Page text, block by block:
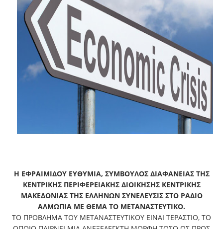
Η ΕΦΡΑΙΜΙΔΟΥ ΕΥΘΥΜΙΑ, ΣΥΜΒΟΥΛΟΣ ΔΙΑΦΑΝΕΙΑΣ ΤΗΣ
ΚΕΝΤΡΙΚΗΣ ΠΕΡΙΦΕΡΕΙΑΚΗΣ ΔΙΟΙΚΗΣΗΣ ΚΕΝΤΡΙΚΗΣ
ΜΑΚΕΔΟΝΙΑΣ ΤΗΣ ΕΛΛΗΝΩΝ ΣΥΝΕΛΕΥΣΙΣ ΣΤΟ ΡΑΔΙΟ
ΑΛΜΩΠΙΑ ΜΕ ΘΕΜΑ ΤΟ ΜΕΤΑΝΑΣΤΕΥΤΙΚΟ.
ΤΟ ΠΡΟΒΛΗΜΑ ΤΟΥ ΜΕΤΑΝΑΣΤΕΥΤΙΚΟΥ ΕΙΝΑΙ ΤΕΡΑΣΤΙΟ, ΤΟ